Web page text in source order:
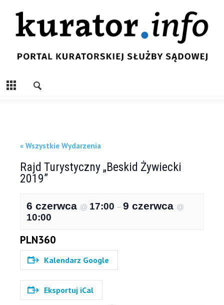
« Wszystkie Wydarzenia
Rajd Turystyczny „Beskid Żywiecki
2019”
6 czerwca @ 17:00 – 9 czerwca @
10:00
PLN360
Kalendarz Google
Eksportuj iCal